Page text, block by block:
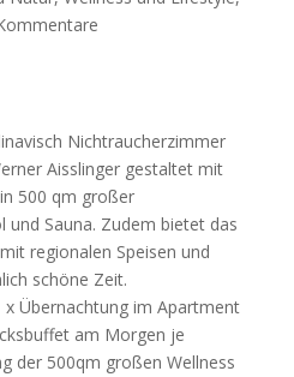
Nichtraucherzimmer
Aisslinger gestaltet mit
500 qm großer
und Sauna. Zudem bietet das
regionalen Speisen und
schöne Zeit.
x Übernachtung im Apartment
am Morgen je
der 500qm großen Wellness